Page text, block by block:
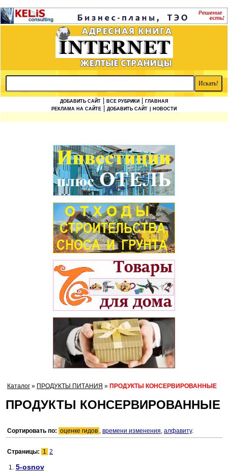
ДОБАВИТЬ САЙТ ВСЕ РУБРИКИ
ГЛАВНАЯ
РЕКЛАМА НА САЙТЕ
ДОБАВИТЬ САЙТ | НОВОСТИ
Каталог » ПРОДУКТЫ ПИТАНИЯ » ПРОДУКТЫ КОНСЕРВИРОВАННЫЕ
ПРОДУКТЫ КОНСЕРВИРОВАННЫЕ
Сортировать по: оценке гидов , времени изменения, алфавиту.
Страницы: 1 2
1. 5-osnov